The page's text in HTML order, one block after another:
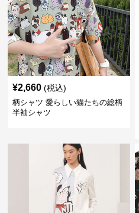
¥2,660 (税込)
柄シャツ 愛らしい猫たちの総柄
半袖シャツ